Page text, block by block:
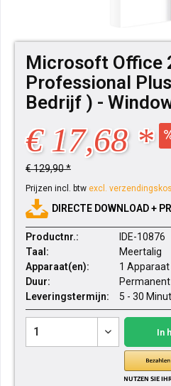
Microsoft Office
Professional
Bedrijf ) -
€ 17,68 *
€ 129,90 *
Prijzen incl. btw excl.
DIRECTE DOWNLOAD +
Productnr.:
IDE-10876
Taal:
Meertalig
Apparaat(en):
1 Apparaat
Duur:
Leveringstermijn:
5 - 30
In